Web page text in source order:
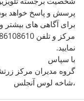
پرسش و پاسخ خواهد
برای آگاهی های بیشتر
نمایید.
با سپاس
گروه مدیران مرکز
،شاخه لوس آنجلس